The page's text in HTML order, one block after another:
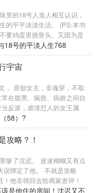
里的18号人造人相互认识，
的平平淡淡生活。 (PS:本书
要鸡蛋里挑骨头。又因为是
字跟剧情都不咋附合原着，
那叫抄文，不叫同人) 本书是
之作，前面写得平淡，附
会越精彩。 第二本书已经确
这本书的家人能第一时间进
有家人能长期跟读的请到时
18号的平淡人生768
宇宙
， 原创女主，非魂穿，不取
在腹黑、疯批、病娇之间自
反派，虐渣怼人的女王属
脑，挽救意难平， 拒绝圣
会对某些原男女主不友好！
反感！ 还请原着党和原剧党
来找虐了！！ ………… 「接
外」 ……… ………… 我设定的
写那叫你的文。 如出现切实
接受并改正； 但如果只是因
脚，那抱歉～ 即便你发出一
58）?
攻略？！
惨了沈迟。 迷迷糊糊又有点
误绑定了他。 不就是攻略
他非得回去给商家差评！
就不能攻略吗？” 011悟了！
是他住的房间！沈迟又不